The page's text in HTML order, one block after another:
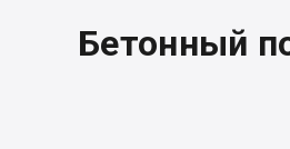
Бетонный